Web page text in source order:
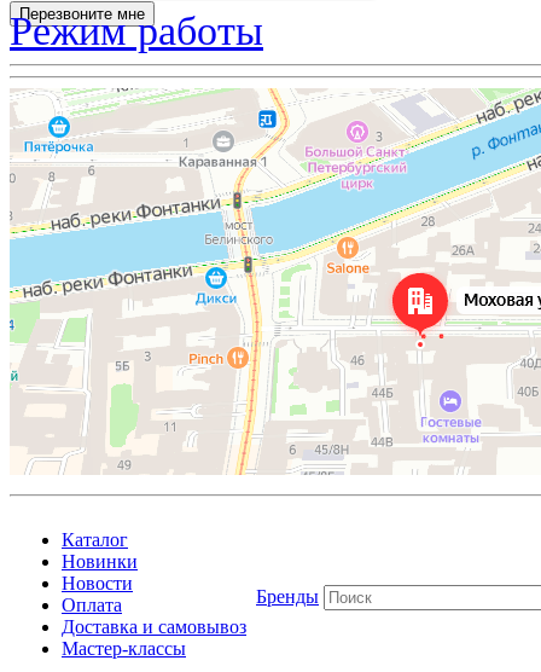
Режим работы
Каталог
Новинки
Новости
Оплата
Доставка и самовывоз
Мастер-классы
Бренды